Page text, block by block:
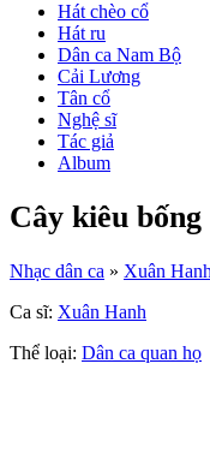
Hát chèo cổ
Hát ru
Dân ca Nam Bộ
Cải Lương
Tân cổ
Nghệ sĩ
Tác giả
Album
Cây kiêu
Nhạc dân ca » Xuân
Ca sĩ: Xuân Hanh
Thể loại: Dân ca quan họ